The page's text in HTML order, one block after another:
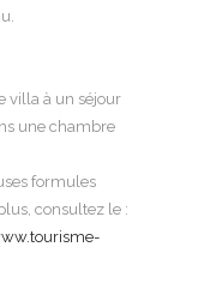
villa à un séjour
une chambre
formules
consultez le :